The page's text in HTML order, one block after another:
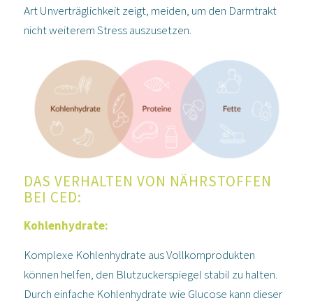
Art Unverträglichkeit zeigt, meiden, um den Darmtrakt
nicht weiterem Stress auszusetzen.
DAS VERHALTEN VON NÄHRSTOFFEN
BEI CED:
Kohlenhydrate:
Komplexe Kohlenhydrate aus Vollkornprodukten
können helfen, den Blutzuckerspiegel stabil zu halten.
Durch einfache Kohlenhydrate wie Glucose kann dieser